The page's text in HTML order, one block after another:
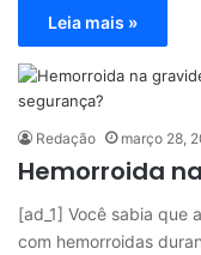
Leia mais »
Redação março 28,
Hemorroida
[ad_1] Você sabia que
com hemorroidas